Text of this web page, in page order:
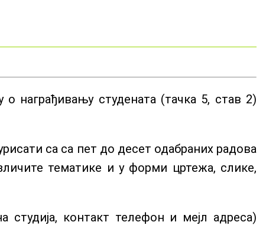
о награђивању студената (тачка 5, став 2)
са са пет до десет одабраних радова
тематике и у форми цртежа, слике,
студија, контакт телефон и мејл адреса)